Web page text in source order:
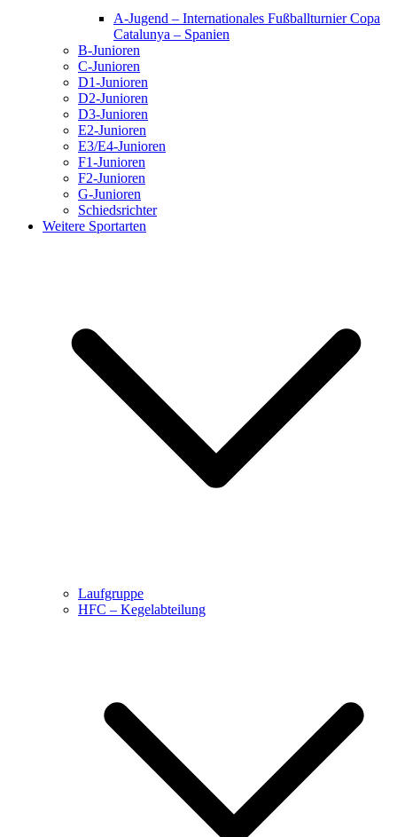
A-Jugend – Internationales Fußballturnier Copa
Catalunya – Spanien
B-Junioren
C-Junioren
D1-Junioren
D2-Junioren
D3-Junioren
E2-Junioren
E3/E4-Junioren
F1-Junioren
F2-Junioren
G-Junioren
Schiedsrichter
Weitere Sportarten
Laufgruppe
HFC – Kegelabteilung